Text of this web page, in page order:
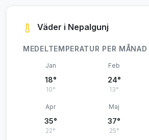
Väder i Nepalgunj
MEDELTEMPERATUR PER MÅNAD
Jan
18°
10°
Feb
24°
13°
Apr
35°
22°
Maj
37°
25°